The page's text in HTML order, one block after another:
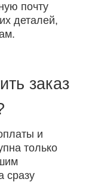
почту
деталей,
заказ
и
только
сразу